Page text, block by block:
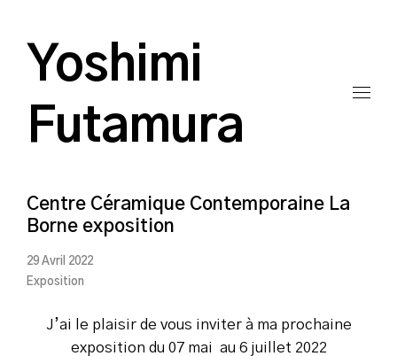
Yoshimi
Futamura
Centre Céramique Contemporaine La
Borne exposition
29 Avril 2022
Exposition
J’ai le plaisir de vous inviter à ma prochaine
exposition du 07 mai au 6 juillet 2022